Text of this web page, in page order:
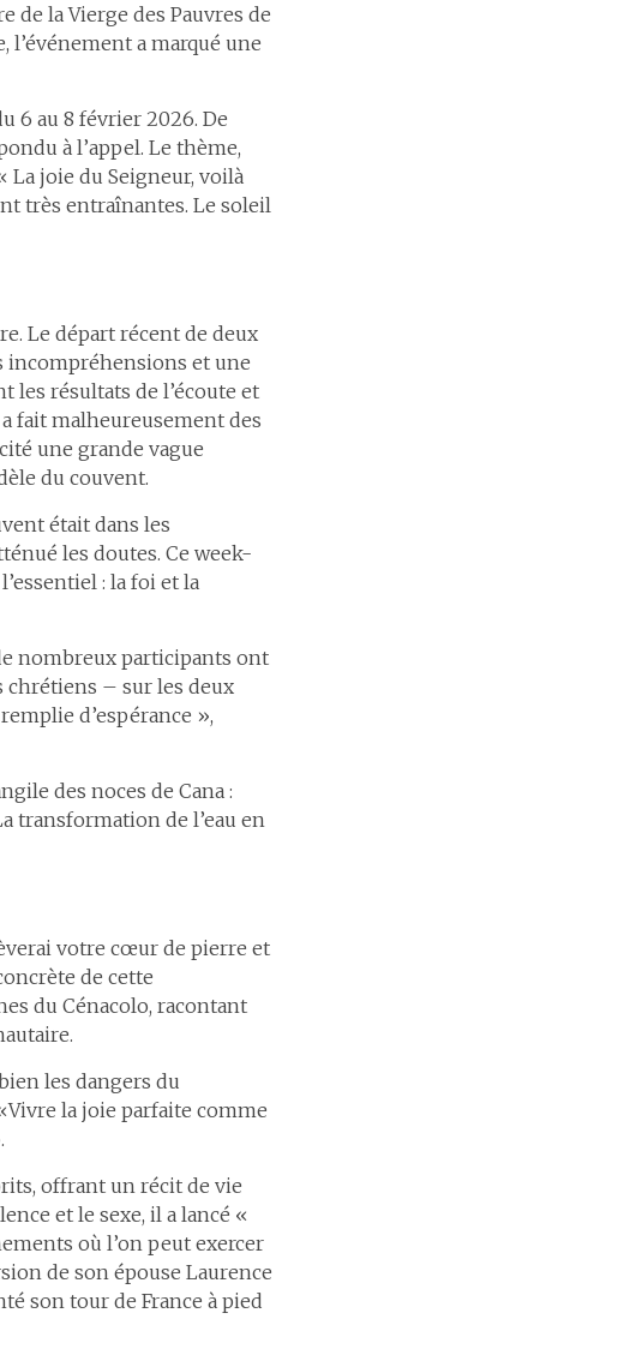
de la Vierge des Pauvres de
a marqué une
6 au 8 février 2026. De
à l’appel. Le thème,
joie du Seigneur, voilà
très entraînantes. Le soleil
Le départ récent de deux
incompréhensions et une
les résultats de l’écoute et
fait malheureusement des
une grande vague
du couvent.
était dans les
les doutes. Ce week-
: la foi et la
nombreux participants ont
chrétiens – sur les deux
d’espérance »,
des noces de Cana :
transformation de l’eau en
votre cœur de pierre et
de cette
du Cénacolo, racontant
les dangers du
la joie parfaite comme
offrant un récit de vie
et le sexe, il a lancé «
où l’on peut exercer
de son épouse Laurence
son tour de France à pied